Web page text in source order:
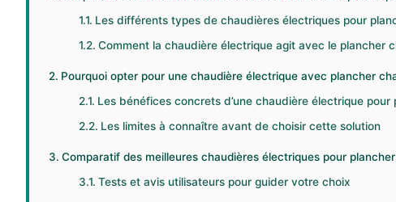
Les différents types de chaudières électriques pour
Comment la chaudière électrique agit avec le plancher
Pourquoi opter pour une chaudière électrique avec plancher
Les bénéfices concrets d’une chaudière électrique
Les limites à connaître avant de choisir cette solution
Comparatif des meilleures chaudières électriques pour
Tests et avis utilisateurs pour guider votre choix